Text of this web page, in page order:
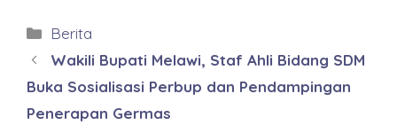
Kategori
Berita
Wakili Bupati Melawi, Staf Ahli Bidang SDM
Buka Sosialisasi Perbup dan Pendampingan
Penerapan Germas